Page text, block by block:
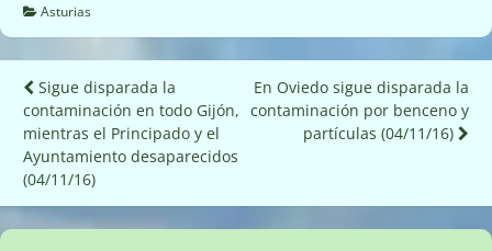
Asturias
Navegación
de
entradas
Sigue disparada la
contaminación en todo Gijón,
mientras el Principado y el
Ayuntamiento desaparecidos
(04/11/16)
En Oviedo sigue disparada la
contaminación por benceno y
partículas (04/11/16)